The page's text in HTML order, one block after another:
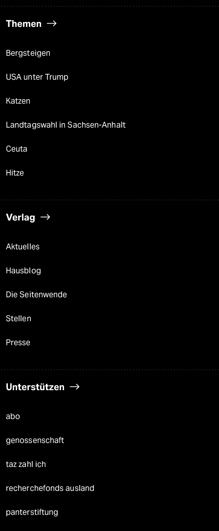
Themen
Bergsteigen
USA unter Trump
Katzen
Landtagswahl in Sachsen-Anhalt
Ceuta
Hitze
Verlag
Aktuelles
Hausblog
Die Seitenwende
Stellen
Presse
Unterstützen
abo
genossenschaft
taz zahl ich
recherchefonds ausland
panterstiftung